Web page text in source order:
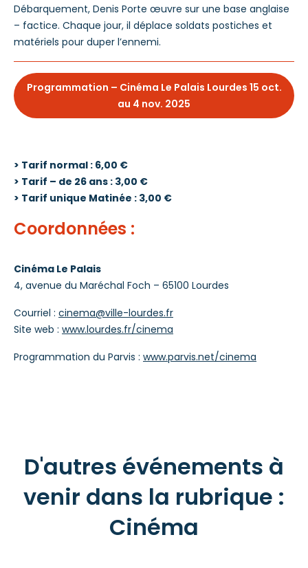
Débarquement, Denis Porte œuvre sur une base anglaise
– factice. Chaque jour, il déplace soldats postiches et
matériels pour duper l’ennemi.
Programmation – Cinéma Le Palais Lourdes 15 oct.
au 4 nov. 2025
> Tarif normal : 6,00 €
> Tarif – de 26 ans : 3,00 €
> Tarif unique Matinée : 3,00 €
Coordonnées :
Cinéma Le Palais
4, avenue du Maréchal Foch – 65100 Lourdes
Courriel : cinema@ville-lourdes.fr
Site web : www.lourdes.fr/cinema
Programmation du Parvis : www.parvis.net/cinema
D'autres événements à
venir dans la rubrique :
Cinéma